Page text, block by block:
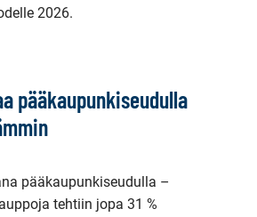
2026.
pääkaupunkiseudulla
pääkaupunkiseudulla –
tehtiin jopa 31 %